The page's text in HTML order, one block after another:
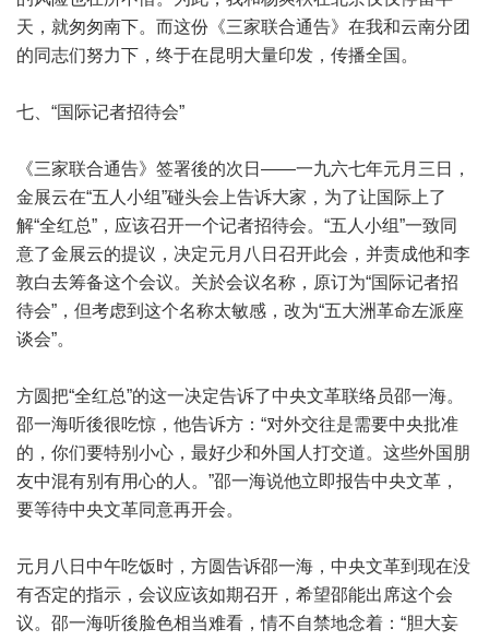
天，就匆匆南下。而这份《三家联合通告》在我和云南分团
的同志们努力下，终于在昆明大量印发，传播全国。
七、“国际记者招待会”
《三家联合通告》签署後的次日——一九六七年元月三日，
金展云在“五人小组”碰头会上告诉大家，为了让国际上了
解“全红总”，应该召开一个记者招待会。“五人小组”一致同
意了金展云的提议，决定元月八日召开此会，并责成他和李
敦白去筹备这个会议。关於会议名称，原订为“国际记者招
待会”，但考虑到这个名称太敏感，改为“五大洲革命左派座
谈会”。
方圆把“全红总”的这一决定告诉了中央文革联络员邵一海。
邵一海听後很吃惊，他告诉方：“对外交往是需要中央批准
的，你们要特别小心，最好少和外国人打交道。这些外国朋
友中混有别有用心的人。”邵一海说他立即报告中央文革，
要等待中央文革同意再开会。
元月八日中午吃饭时，方圆告诉邵一海，中央文革到现在没
有否定的指示，会议应该如期召开，希望邵能出席这个会
议。邵一海听後脸色相当难看，情不自禁地念着：“胆大妄